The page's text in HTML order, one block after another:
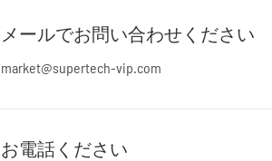
メールでお問い合わせください
market@supertech-vip.com
お電話ください